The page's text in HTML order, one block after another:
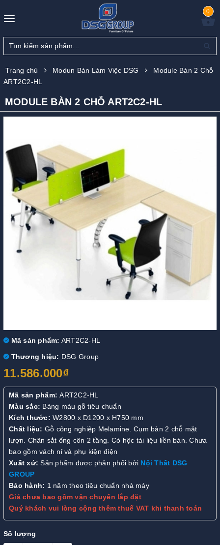
Toggle
0
Trang chủ Modun Bàn Làm Việc DSG
Module Bàn 2 Chỗ
ART2C2-HL
MODULE BÀN 2 CHỖ ART2C2-HL
Mã sản phẩm: ART2C2-HL
Thương hiệu: DSG Group
11.586.000₫
Mã sản phẩm: ART2C2-HL
Màu sắc: Bảng màu gỗ tiêu chuẩn
Kích thước: W2800 x D1200 x H750 mm
Chất liệu: Gỗ công nghiệp Melamine. Cụm bàn 2 chỗ mặt
lượn. Chân sắt ống côn 2 tầng. Có hộc tài liệu liền bàn. Chưa
bao gồm vách nỉ và phụ kiện điện
Xuất xứ: Sản phẩm được phân phối bởi Nội Thất DSG
GROUP
Bảo hành: 1 năm theo tiêu chuẩn nhà máy
Giá chưa bao gồm vận chuyển lắp đặt
Quý khách vui lòng cộng thêm thuế VAT khi thanh toán
Số lượng